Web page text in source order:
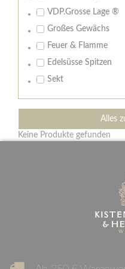
VDP.Grosse Lage ®
Großes Gewächs
Feuer & Flamme
Edelsüsse Spitzen
Sekt
Alles
Keine Produkte gefunden